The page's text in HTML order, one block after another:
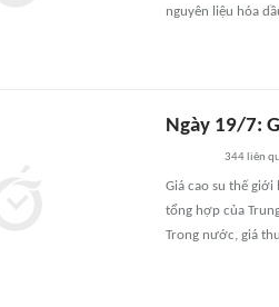
nguyên liệu hóa
Ngày 19/7:
344 liên
Giá cao su thế
tổng hợp của
Trong nước, giá